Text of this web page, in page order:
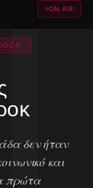
ON AIR
δεν ήταν
και
πρώτα